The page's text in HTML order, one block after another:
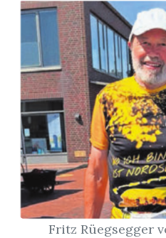
Stellen
E-
Paper
Newsletter
App
Fritz Rüegsegger